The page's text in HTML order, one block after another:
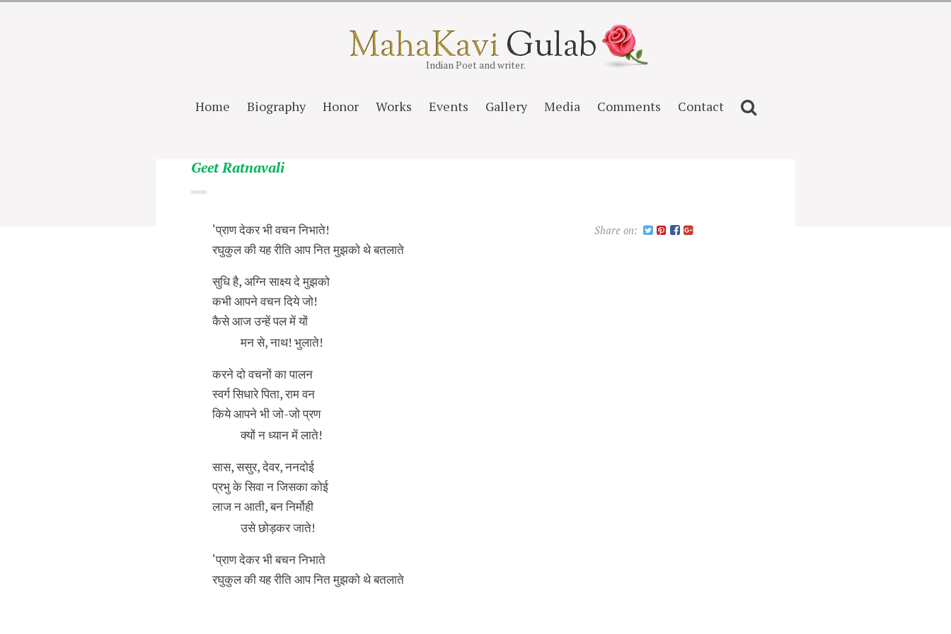
Indian Poet and writer.
Home Biography Honor Works Events Gallery Media Comments Contact
Geet Ratnavali
‘प्राण देकर भी वचन निभाते!
रघुकुल की यह रीति आप नित मुझको थे बतलाते
सुधि है, अग्नि साक्ष्य दे मुझको
कभी आपने वचन दिये जो!
कैसे आज उन्हें पल में यों
मन से, नाथ! भुलाते!
करने दो वचनों का पालन
स्वर्ग सिधारे पिता, राम वन
किये आपने भी जो-जो प्रण
क्यों न ध्यान में लाते!
सास, ससुर, देवर, ननदोई
प्रभु के सिवा न जिसका कोई
लाज न आती, बन निर्मोही
उसे छोड़कर जाते!
‘प्राण देकर भी बचन निभाते
रघुकुल की यह रीति आप नित मुझको थे बतलाते
Share on: